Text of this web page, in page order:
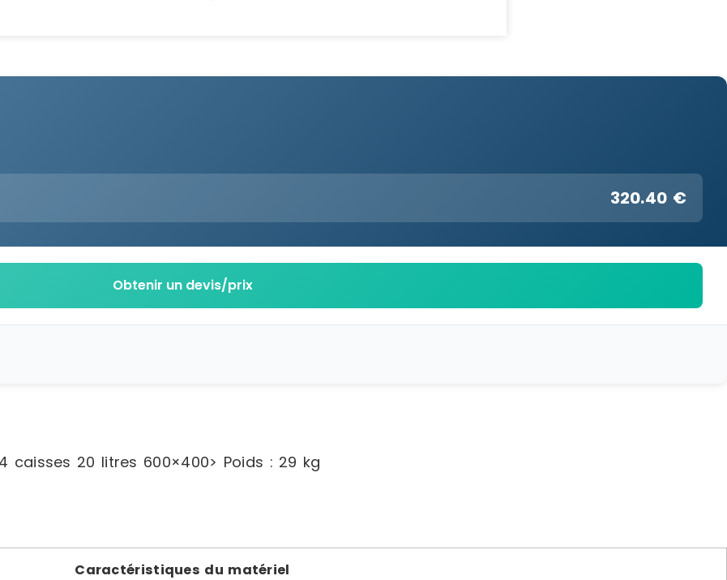
320.40 €
Obtenir un devis/prix
caisses 20 litres 600×400> Poids : 29 kg
Caractéristiques du matériel